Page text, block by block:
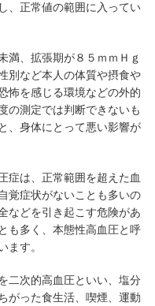
、正常値の範囲に入ってい
満、拡張期が８５ｍｍＨｇ
別など本人の体質や摂食や
怖を感じる環境などの外的
の測定では判断できないも
、身体にとって悪い影響が
症は、正常範囲を超えた血
覚症状がないことも多いの
などを引き起こす危険があ
も多く、本態性高血圧と呼
ます。
二次的高血圧といい、塩分
がった食生活、喫煙、運動